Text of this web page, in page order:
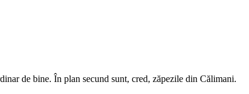
de bine. În plan secund sunt, cred, zăpezile din Călimani.